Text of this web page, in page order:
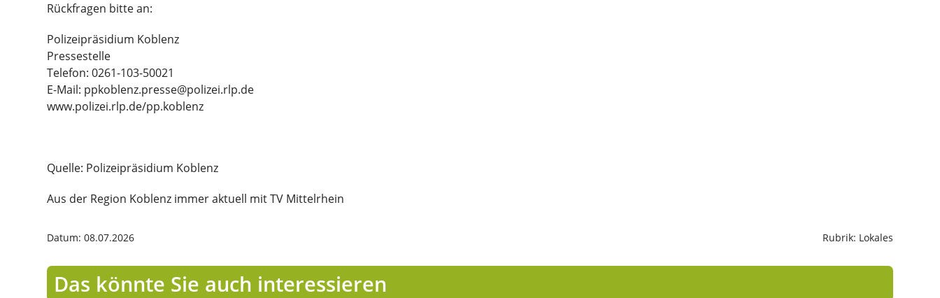
Rückfragen bitte an:
Polizeipräsidium Koblenz
Pressestelle
Telefon: 0261-103-50021
E-Mail: ppkoblenz.presse@polizei.rlp.de
www.polizei.rlp.de/pp.koblenz
Quelle: Polizeipräsidium Koblenz
Aus der Region Koblenz immer aktuell mit TV Mittelrhein
Datum: 08.07.2026 Rubrik: Lokales
Das könnte Sie auch interessieren